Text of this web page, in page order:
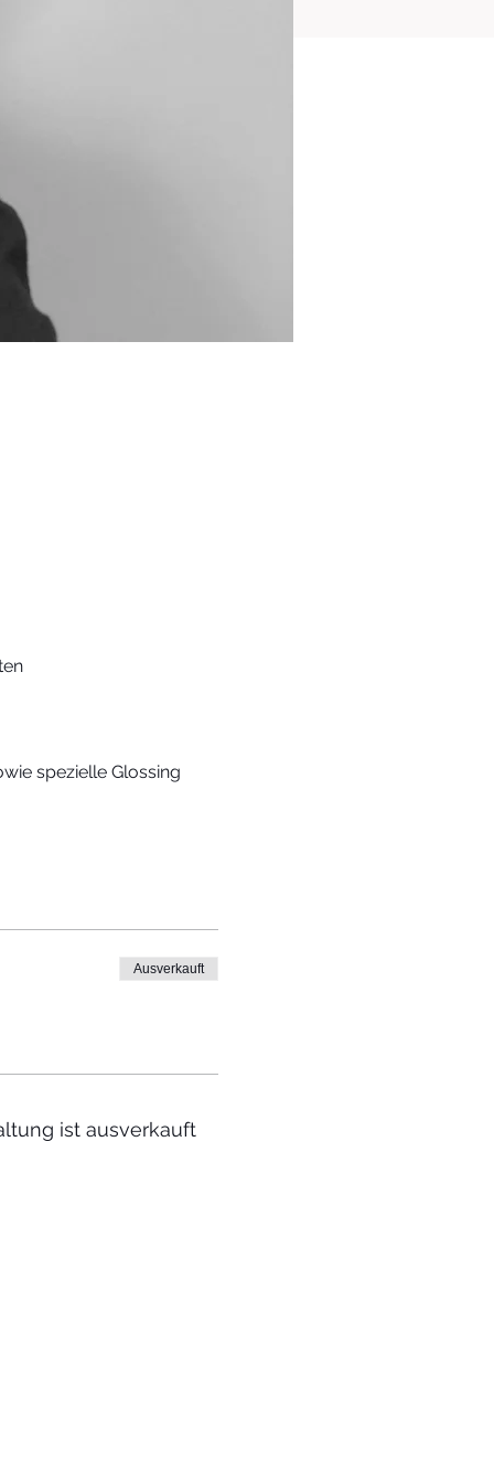
spezielle Glossing
Ausverkauft
ist ausverkauft